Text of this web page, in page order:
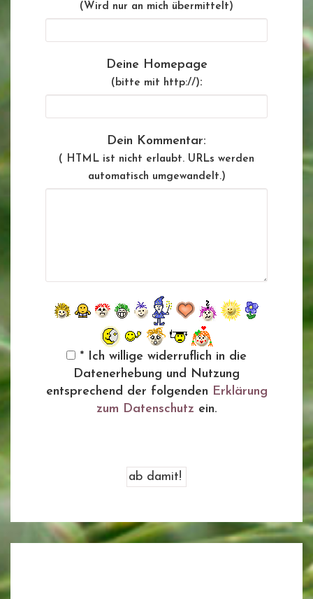
(Wird nur an mich übermittelt)
Deine Homepage
(bitte mit http://):
Dein Kommentar:
( HTML ist nicht erlaubt. URLs werden
automatisch umgewandelt.)
* Ich willige widerruflich in die
Datenerhebung und Nutzung
entsprechend der folgenden Erklärung
zum Datenschutz ein.